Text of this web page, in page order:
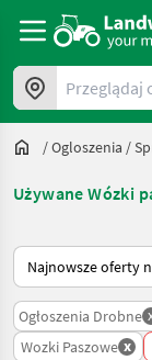
Przeglądaj oferty
/Ogloszenia /
Używane Wózki
Tak sortuje się na
Ogłoszenia Drobne
Wozki Paszowe x